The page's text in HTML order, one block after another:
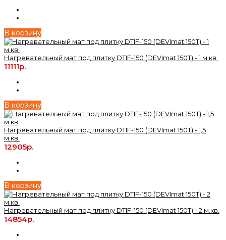
В корзину
Нагревательный мат под плитку DTIF-150 (DEVImat 150T) - 1 м.кв.
11111р.
В корзину
Нагревательный мат под плитку DTIF-150 (DEVImat 150T) - 1,5
м.кв.
12905р.
В корзину
Нагревательный мат под плитку DTIF-150 (DEVImat 150T) - 2 м.кв.
14854р.